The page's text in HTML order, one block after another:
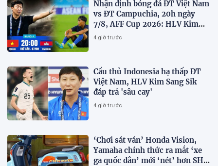
Nhận định bóng đá ĐT Việt Nam
vs ĐT Campuchia, 20h ngày
7/8, AFF Cup 2026: HLV Kim
Sang-sik tiết lộ kế hoạch nhân
4 giờ trước
Cầu thủ Indonesia hạ thấp ĐT
Việt Nam, HLV Kim Sang Sik
đáp trả 'sâu cay'
4 giờ trước
‘Chơi sát ván’ Honda Vision,
Yamaha chính thức ra mắt ‘xe
ga quốc dân’ mới ‘nét’ hơn SH